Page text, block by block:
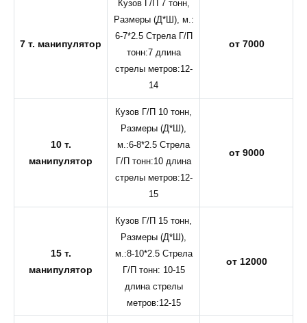
7 т. манипулятор
Кузов Г/П 7 тонн,
Размеры (Д*Ш), м.:
6-7*2.5 Стрела Г/П
тонн:7 длина
стрелы метров:12-
14
от 7000
10 т.
манипулятор
Кузов Г/П 10 тонн,
Размеры (Д*Ш),
м.:6-8*2.5 Стрела
Г/П тонн:10 длина
стрелы метров:12-
15
от 9000
15 т.
манипулятор
Кузов Г/П 15 тонн,
Размеры (Д*Ш),
м.:8-10*2.5 Стрела
Г/П тонн: 10-15
длина стрелы
метров:12-15
от 12000